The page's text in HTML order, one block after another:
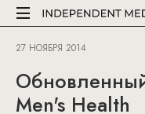
27 НОЯБРЯ 2014
Men's Health